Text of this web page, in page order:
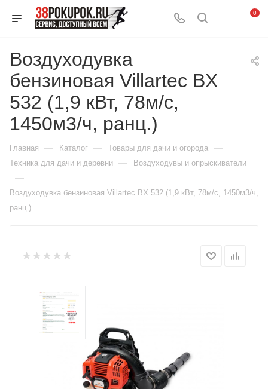
0
Воздуходувка
бензиновая Villartec BX
532 (1,9 кВт, 78м/с,
1450м3/ч, ранц.)
Главная — Каталог — Товары для дачи и огорода —
Техника для дачи и деревни — Воздуходувы и опрыскиватели
—
Воздуходувка бензиновая Villartec BX 532 (1,9 кВт, 78м/с, 1450м3/ч,
ранц.)